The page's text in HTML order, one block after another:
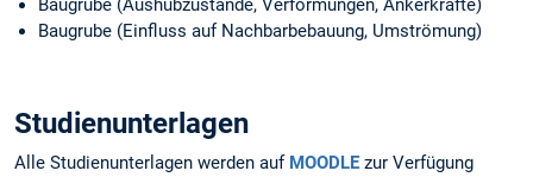
Baugrube (Aushubzustände, Verformungen, Ankerkräfte)
Baugrube (Einfluss auf Nachbarbebauung, Umströmung)
Studienunterlagen
Alle Studienunterlagen werden auf MOODLE zur Verfügung